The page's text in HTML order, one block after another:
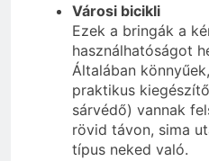
Városi bicikli
Ezek a bringák a
használhatóságot
Általában
praktikus
sárvédő) vannak
rövid távon, sima
típus neked való.